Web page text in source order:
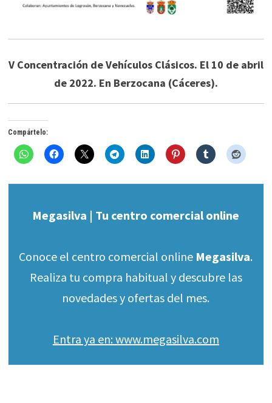
V Concentración de Vehículos Clásicos. El 10 de abril
de 2022. En Berzocana (Cáceres).
Compártelo:
Megasilva | Tu centro comercial online
Conoce el centro comercial online Megasilva.
Realiza tu compra habitual y descubre las
novedades y ofertas del mes.
Entra ya en: www.megasilva.com